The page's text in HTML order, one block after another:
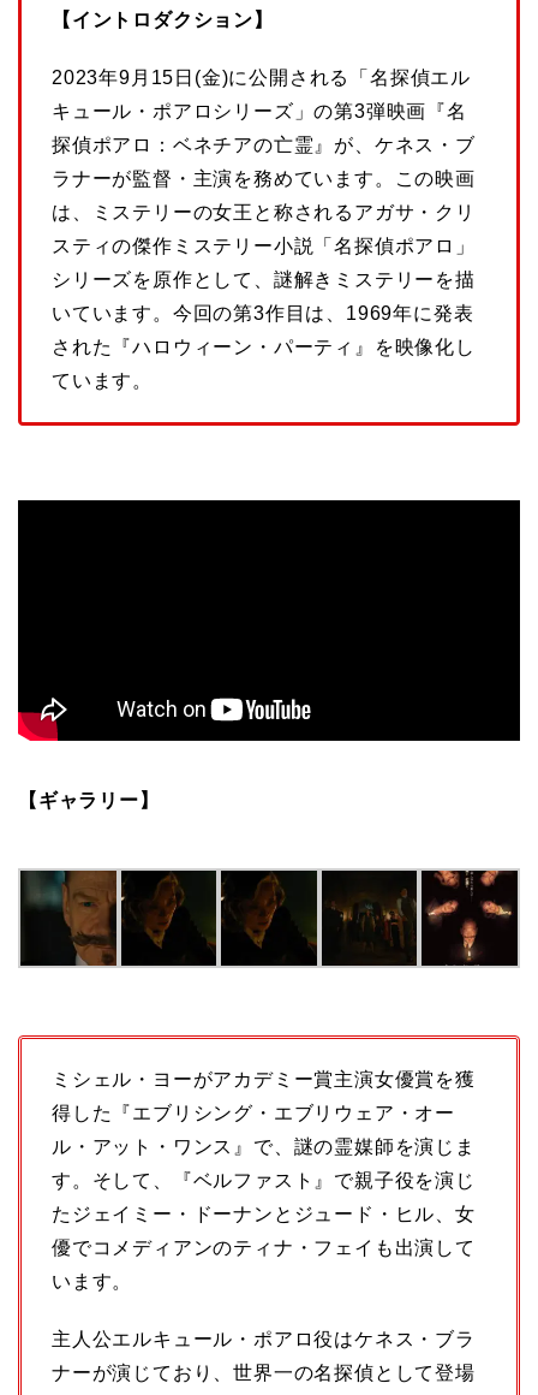
【イントロダクション】
2023年9月15日(金)に公開される「名探偵エル
キュール・ポアロシリーズ」の第3弾映画『名
探偵ポアロ：ベネチアの亡霊』が、ケネス・ブ
ラナーが監督・主演を務めています。この映画
は、ミステリーの女王と称されるアガサ・クリ
スティの傑作ミステリー小説「名探偵ポアロ」
シリーズを原作として、謎解きミステリーを描
いています。今回の第3作目は、1969年に発表
された『ハロウィーン・パーティ』を映像化し
ています。
【ギャラリー】
ミシェル・ヨーがアカデミー賞主演女優賞を獲
得した『エブリシング・エブリウェア・オー
ル・アット・ワンス』で、謎の霊媒師を演じま
す。そして、『ベルファスト』で親子役を演じ
たジェイミー・ドーナンとジュード・ヒル、女
優でコメディアンのティナ・フェイも出演して
います。
主人公エルキュール・ポアロ役はケネス・ブラ
ナーが演じており、世界一の名探偵として登場